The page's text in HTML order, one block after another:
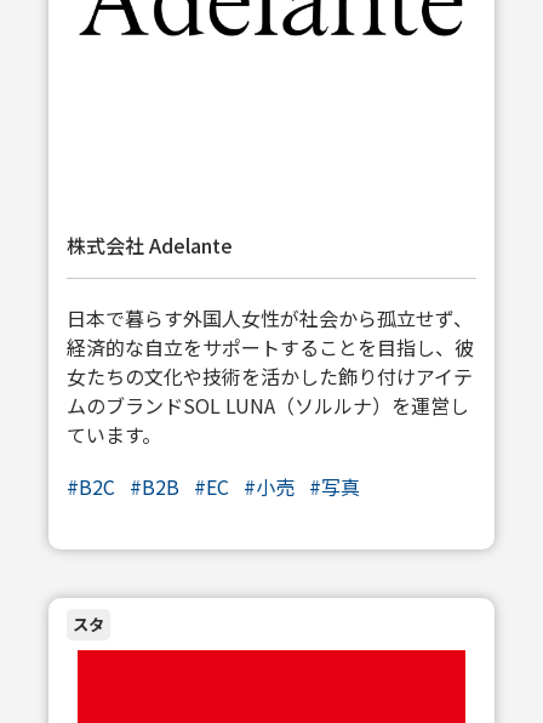
株式会社 Adelante
日本で暮らす外国人女性が社会から孤立せず、
経済的な自立をサポートすることを目指し、彼
女たちの文化や技術を活かした飾り付けアイテ
ムのブランドSOL LUNA（ソルルナ）を運営し
ています。
#B2C #B2B #EC #小売 #写真
スタ